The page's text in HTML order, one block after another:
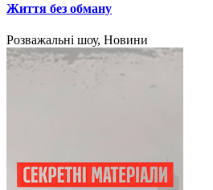
Життя без обману
Розважальні шоу, Новини